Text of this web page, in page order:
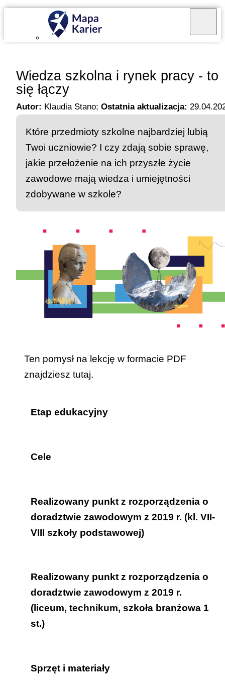
Wiedza szkolna i rynek pracy - to
się łączy
Autor: Klaudia Stano; Ostatnia aktualizacja:
Które przedmioty szkolne najbardziej lubią
Twoi uczniowie? I czy zdają sobie sprawę,
jakie przełożenie na ich przyszłe życie
zawodowe mają wiedza i umiejętności
zdobywane w szkole?
Ten pomysł na lekcję w formacie PDF
znajdziesz tutaj.
Etap edukacyjny
klasy VII-VIII szkoły podstawowej;
Cele
identyfikuje przedmioty szkolne, z
którymi wiąże przyszłość zawodową;
poszczególnych zawodów.
Realizowany punkt z rozporządzenia o
doradztwie zawodowym z 2019 r. (kl. VII-
VIII szkoły podstawowej)
rozpoznaje własne zasoby
(zainteresowania, zdolności,
planowaniu ścieżki edukacyjno-
Realizowany punkt z rozporządzenia o
doradztwie zawodowym z 2019 r.
(liceum, technikum, szkoła branżowa 1
st.)
Sprzęt i materiały